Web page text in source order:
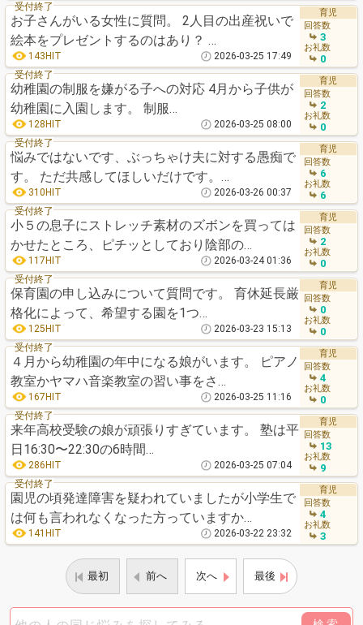
受付終了
お子さんがいる女性に質問。 2人目の出産祝いで
絵本をプレゼントするのはあり？ …
143HIT 2026-03-25 17:49
育児
回答数
3
お礼数
0
受付終了
幼稚園の制服を嫌がる子への対応 4月から子供が
幼稚園に入園します。 制服…
128HIT 2026-03-25 08:00
育児
回答数
2
お礼数
0
受付終了
悩みではないです、ぶっちゃけ夫に対する愚痴で
す。 ただ共感してほしいだけです。…
310HIT 2026-03-26 00:37
育児
回答数
6
お礼数
6
受付終了
小５の息子にストレッチ素材のズボンを買っては
かせたところ、ピチッとしており陰部の…
117HIT 2026-03-24 01:36
育児
回答数
2
お礼数
0
受付終了
保育園の申し込みについて質問です。 育休延長厳
格化によって、希望する園を1つ…
125HIT 2026-03-23 15:13
育児
回答数
0
お礼数
0
受付終了
４月から幼稚園の年中になる娘がいます。 ピアノ
教室かヤマハ音楽教室の習い事をさ…
167HIT 2026-03-25 11:16
育児
回答数
4
お礼数
0
受付終了
来年高校受験の娘が頑張りすぎています。 塾は平
日16:30〜22:30の6時間…
286HIT 2026-03-25 07:04
育児
回答数
13
お礼数
9
受付終了
園児の頃発達障害を疑われていましたが小学生で
は何も言われなくなった方っていますか…
141HIT 2026-03-22 23:32
育児
回答数
4
お礼数
3
最初 前へ 次へ 最後